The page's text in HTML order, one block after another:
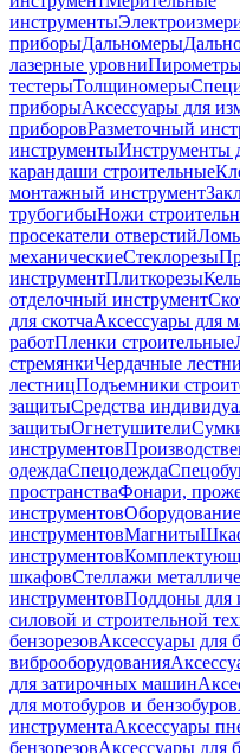
инструменты
приборыДальномеры
лазерные уровни
тестерыТолщиномеры
приборыАксессуары для
приборовРазметочный
инструментыИнструменты
карандаши строительные
монтажный инструмент
трубогибыНожи
просекатели отверстий
механическиеСтеклорезы
инструментПлиткорезы
отделочный инструмент
для скотчаАксессуары для
работПленки строительные
стремянкиЧердачные
лестницПодъемники
защитыСредства
защитыОгнетушители
инструментов
одеждаСпецодежда
пространстваФонари,
инструментов
инструментовМагниты
инструментов
шкафовСтеллажи
инструментовПоддоны для
силовой и строительной
бензорезовАксессуары для
виброоборудования
для затирочных машин
для мотобуров и бензобуров
инструментаАксессуары
бензорезовАксессуары для